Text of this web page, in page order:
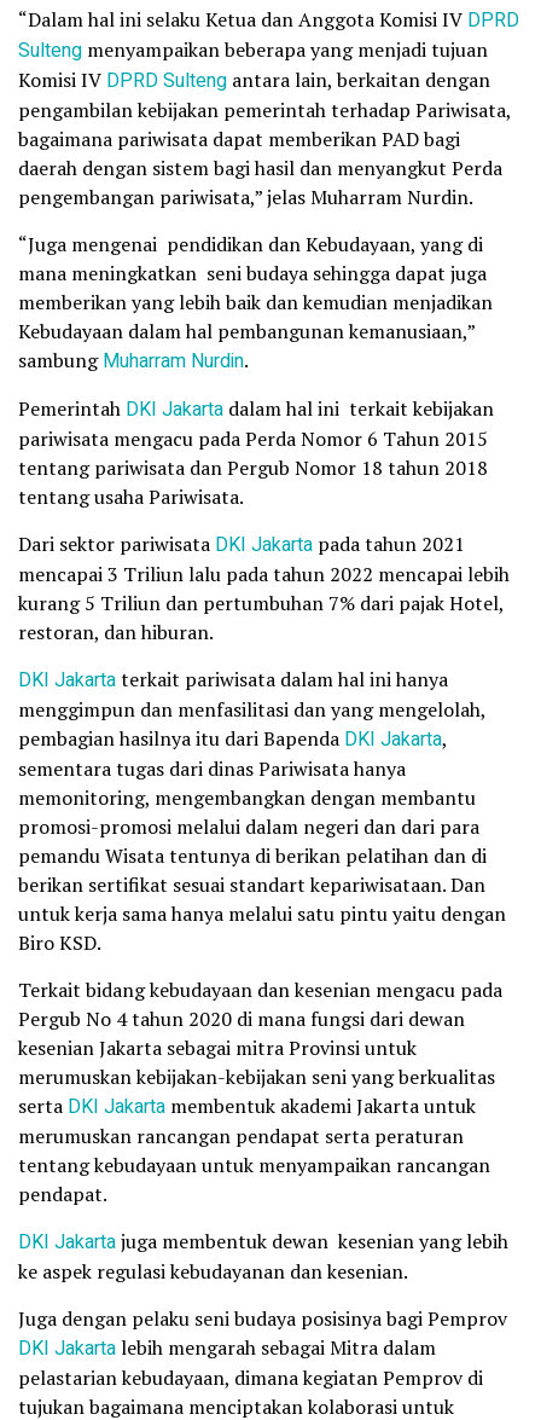
“Dalam hal ini selaku Ketua dan Anggota Komisi IV DPRD
Sulteng menyampaikan beberapa yang menjadi tujuan
Komisi IV DPRD Sulteng antara lain, berkaitan dengan
pengambilan kebijakan pemerintah terhadap Pariwisata,
bagaimana pariwisata dapat memberikan PAD bagi
daerah dengan sistem bagi hasil dan menyangkut Perda
pengembangan pariwisata,” jelas Muharram Nurdin.
“Juga mengenai pendidikan dan Kebudayaan, yang di
mana meningkatkan seni budaya sehingga dapat juga
memberikan yang lebih baik dan kemudian menjadikan
Kebudayaan dalam hal pembangunan kemanusiaan,”
sambungMuharram Nurdin.
Pemerintah DKI Jakarta dalam hal ini terkait kebijakan
pariwisata mengacu pada Perda Nomor 6 Tahun 2015
tentang pariwisata dan Pergub Nomor 18 tahun 2018
tentang usaha Pariwisata.
Dari sektor pariwisata DKI Jakarta pada tahun 2021
mencapai 3 Triliun lalu pada tahun 2022 mencapai lebih
kurang 5 Triliun dan pertumbuhan 7% dari pajak Hotel,
restoran, dan hiburan.
DKI Jakartaterkait pariwisata dalam hal ini hanya
menggimpun dan menfasilitasi dan yang mengelolah,
pembagian hasilnya itu dari Bapenda DKI Jakarta,
sementara tugas dari dinas Pariwisata hanya
memonitoring, mengembangkan dengan membantu
promosi-promosi melalui dalam negeri dan dari para
pemandu Wisata tentunya di berikan pelatihan dan di
berikan sertifikat sesuai standart kepariwisataan. Dan
untuk kerja sama hanya melalui satu pintu yaitu dengan
Biro KSD.
Terkait bidang kebudayaan dan kesenian mengacu pada
Pergub No 4 tahun 2020 di mana fungsi dari dewan
kesenian Jakarta sebagai mitra Provinsi untuk
merumuskan kebijakan-kebijakan seni yang berkualitas
serta DKI Jakarta membentuk akademi Jakarta untuk
merumuskan rancangan pendapat serta peraturan
tentang kebudayaan untuk menyampaikan rancangan
pendapat.
DKI Jakartajuga membentuk dewan kesenian yang lebih
ke aspek regulasi kebudayanan dan kesenian.
Juga dengan pelaku seni budaya posisinya bagi Pemprov
DKI Jakartalebih mengarah sebagai Mitra dalam
pelastarian kebudayaan, dimana kegiatan Pemprov di
tujukan bagaimana menciptakan kolaborasi untuk